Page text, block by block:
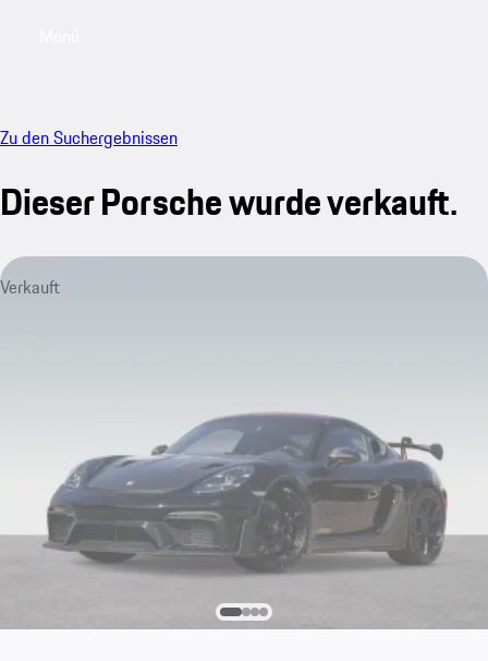
Zu den Suchergebnissen
Dieser Porsche wurde verkauft.
Verkauft